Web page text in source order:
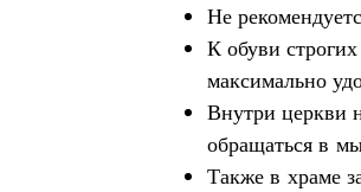
Не
К обуви
максимально
Внутри церкви
обращаться в
Также в храме